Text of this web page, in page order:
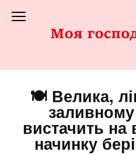
до
🍽️ Велика,
заливному
вистачить
начинку